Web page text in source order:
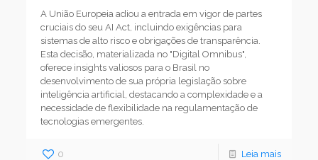
A União Europeia adiou a entrada em vigor de partes
cruciais do seu AI Act, incluindo exigências para
sistemas de alto risco e obrigações de transparência.
Esta decisão, materializada no "Digital Omnibus",
oferece insights valiosos para o Brasil no
desenvolvimento de sua própria legislação sobre
inteligência artificial, destacando a complexidade e a
necessidade de flexibilidade na regulamentação de
tecnologias emergentes.
0 Leia mais